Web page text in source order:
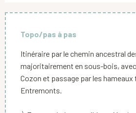
Topo/pas à pas
Itinéraire par le chemin ancestral
majoritairement en sous-bois,
Cozon et passage par les hameaux
Entremonts.